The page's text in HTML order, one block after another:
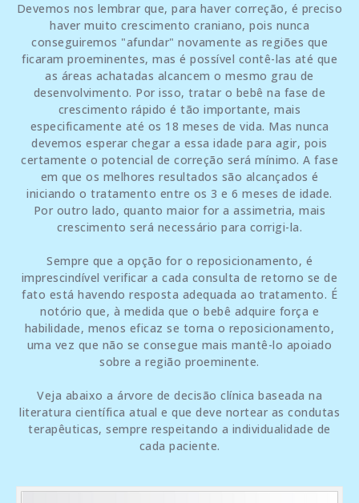
Devemos nos lembrar que, para haver correção, é preciso
haver muito crescimento craniano, pois nunca
conseguiremos "afundar" novamente as regiões que
ficaram proeminentes, mas é possível contê-las até que
as áreas achatadas alcancem o mesmo grau de
desenvolvimento. Por isso, tratar o bebê na fase de
crescimento rápido é tão importante, mais
especificamente até os 18 meses de vida. Mas nunca
devemos esperar chegar a essa idade para agir, pois
certamente o potencial de correção será mínimo. A fase
em que os melhores resultados são alcançados é
iniciando o tratamento entre os 3 e 6 meses de idade.
Por outro lado, quanto maior for a assimetria, mais
crescimento será necessário para corrigi-la.
Sempre que a opção for o reposicionamento, é
imprescindível verificar a cada consulta de retorno se de
fato está havendo resposta adequada ao tratamento. É
notório que, à medida que o bebê adquire força e
habilidade, menos eficaz se torna o reposicionamento,
uma vez que não se consegue mais mantê-lo apoiado
sobre a região proeminente.
Veja abaixo a árvore de decisão clínica baseada na
literatura científica atual e que deve nortear as condutas
terapêuticas, sempre respeitando a individualidade de
cada paciente.